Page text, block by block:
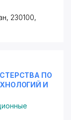
230100,
ПО
И